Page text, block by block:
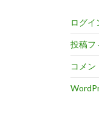
ログイ
投稿フ
コメン